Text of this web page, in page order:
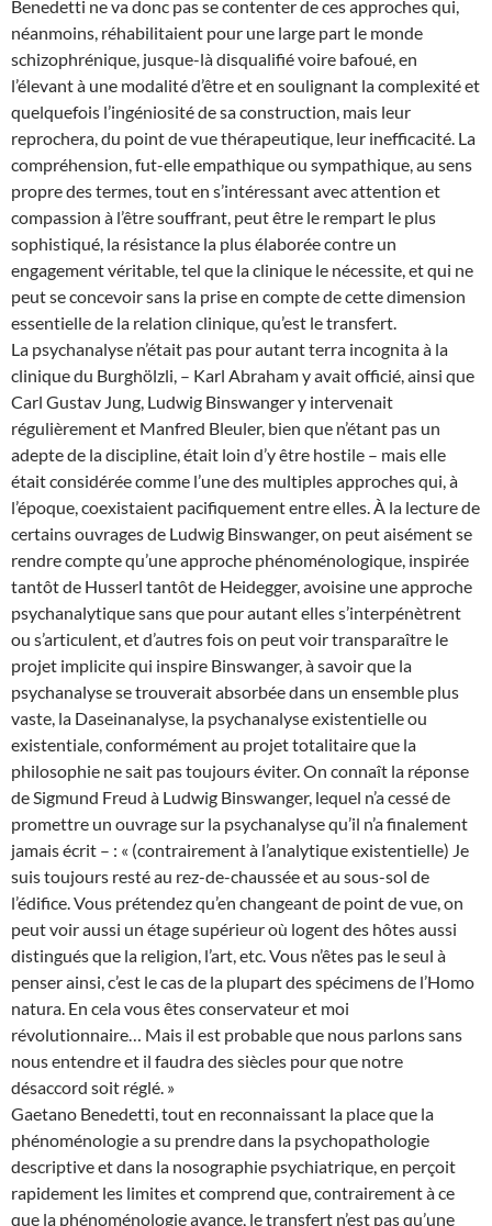
Benedetti ne va donc pas se contenter de ces approches qui,
néanmoins, réhabilitaient pour une large part le monde
schizophrénique, jusque-là disqualifié voire bafoué, en
l’élevant à une modalité d’être et en soulignant la complexité et
quelquefois l’ingéniosité de sa construction, mais leur
reprochera, du point de vue thérapeutique, leur inefficacité. La
compréhension, fut-elle empathique ou sympathique, au sens
propre des termes, tout en s’intéressant avec attention et
compassion à l’être souffrant, peut être le rempart le plus
sophistiqué, la résistance la plus élaborée contre un
engagement véritable, tel que la clinique le nécessite, et qui ne
peut se concevoir sans la prise en compte de cette dimension
essentielle de la relation clinique, qu’est le transfert.
La psychanalyse n’était pas pour autant terra incognita à la
clinique du Burghölzli, – Karl Abraham y avait officié, ainsi que
Carl Gustav Jung, Ludwig Binswanger y intervenait
régulièrement et Manfred Bleuler, bien que n’étant pas un
adepte de la discipline, était loin d’y être hostile – mais elle
était considérée comme l’une des multiples approches qui, à
l’époque, coexistaient pacifiquement entre elles. À la lecture de
certains ouvrages de Ludwig Binswanger, on peut aisément se
rendre compte qu’une approche phénoménologique, inspirée
tantôt de Husserl tantôt de Heidegger, avoisine une approche
psychanalytique sans que pour autant elles s’interpénètrent
ou s’articulent, et d’autres fois on peut voir transparaître le
projet implicite qui inspire Binswanger, à savoir que la
psychanalyse se trouverait absorbée dans un ensemble plus
vaste, la Daseinanalyse, la psychanalyse existentielle ou
existentiale, conformément au projet totalitaire que la
philosophie ne sait pas toujours éviter. On connaît la réponse
de Sigmund Freud à Ludwig Binswanger, lequel n’a cessé de
promettre un ouvrage sur la psychanalyse qu’il n’a finalement
jamais écrit – : « (contrairement à l’analytique existentielle) Je
suis toujours resté au rez-de-chaussée et au sous-sol de
l’édifice. Vous prétendez qu’en changeant de point de vue, on
peut voir aussi un étage supérieur où logent des hôtes aussi
distingués que la religion, l’art, etc. Vous n’êtes pas le seul à
penser ainsi, c’est le cas de la plupart des spécimens de l’Homo
natura. En cela vous êtes conservateur et moi
révolutionnaire… Mais il est probable que nous parlons sans
nous entendre et il faudra des siècles pour que notre
désaccord soit réglé. »
Gaetano Benedetti, tout en reconnaissant la place que la
phénoménologie a su prendre dans la psychopathologie
descriptive et dans la nosographie psychiatrique, en perçoit
rapidement les limites et comprend que, contrairement à ce
que la phénoménologie avance, le transfert n’est pas qu’une